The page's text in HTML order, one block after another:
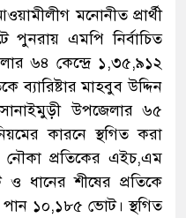
মনোনীত প্রার্থী
পুনরায় এমপি নির্বাচিত
৬৪ কেন্দ্রে ১,৩৫,৯১২
ব্যারিষ্টার মাহবুব উদ্দিন
উপজেলার ৬৫
কারনে স্থগিত করা
নৌকা প্রতিকের এইচ,এম
ধানের শীষের প্রতিকে
পান ১০,১৮৫ ভোট। স্থগিত